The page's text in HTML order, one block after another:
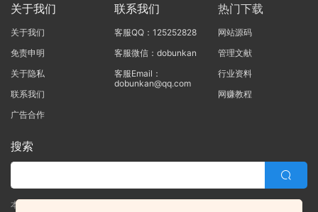
关于我们
关于我们
免责申明
关于隐私
联系我们
广告合作
联系我们
客服QQ：125252828
客服微信：dobunkan
客服Email：
dobunkan@qq.com
热门下载
网站源码
管理文献
行业资料
网赚教程
搜索
本站的所有资源均由本站的站长及合作伙伴整理发布，80%的内容为合作伙伴